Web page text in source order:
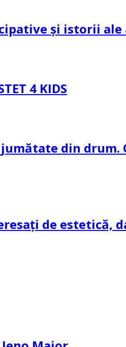
și istorii
4 KIDS
din drum.
de estetică,